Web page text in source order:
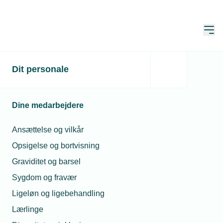
Dit personale
Dine medarbejdere
Ansættelse og vilkår
Opsigelse og bortvisning
Graviditet og barsel
Sygdom og fravær
Ligeløn og ligebehandling
Lærlinge
Søg
Sortér
Viser 11 - 20 of af 22 resultater